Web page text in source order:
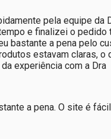
pela equipe
e finalizei o
bastante a pena
estavam claras,
experiência com a Dra
a pena. O site é